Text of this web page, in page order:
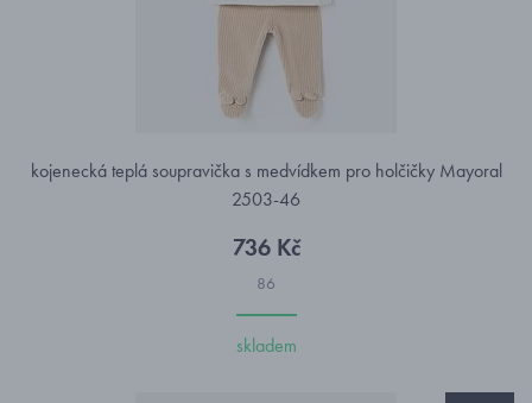
kojenecká teplá soupravička s medvídkem pro holčičky Mayoral
2503-46
736 Kč
86
skladem